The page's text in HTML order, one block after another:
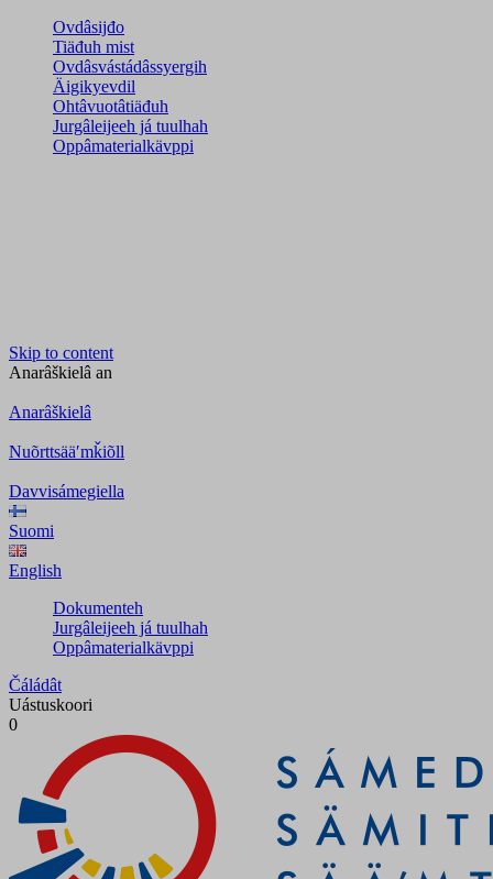
Ovdâsijđo
Tiäđuh mist
Ovdâsvástádâssyergih
Äigikyevdil
Ohtâvuotâtiäđuh
Jurgâleijeeh já tuulhah
Oppâmaterialkävppi
Skip to content
Anarâškielâ an
Anarâškielâ
Nuõrttsääʹmǩiõll
Davvisámegiella
Suomi
English
Dokumenteh
Jurgâleijeeh já tuulhah
Oppâmaterialkävppi
Čáládât
Uástuskoori
0